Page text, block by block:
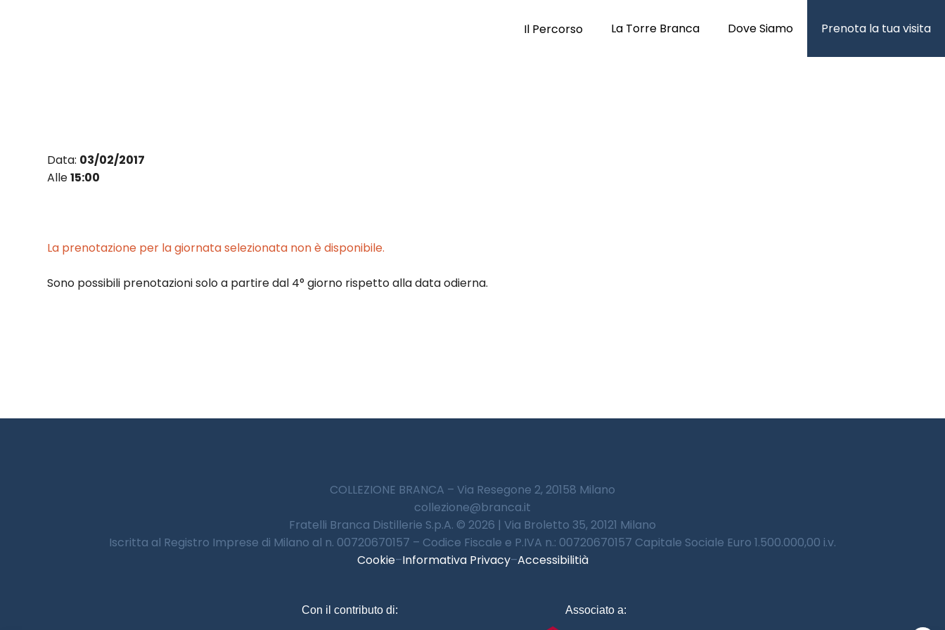
Il Percorso La Torre Branca Dove Siamo Prenota la tua visita
Data: 03/02/2017
Alle15:00
La prenotazione per la giornata selezionata non è disponibile.
Sono possibili prenotazioni solo a partire dal 4° giorno rispetto alla data odierna.
COLLEZIONE BRANCA – Via Resegone 2, 20158 Milano
collezione@branca.it
Fratelli Branca Distillerie S.p.A. © 2026 | Via Broletto 35, 20121 Milano
Iscritta al Registro Imprese di Milano al n. 00720670157 – Codice Fiscale e P.IVA n.: 00720670157 Capitale Sociale Euro 1.500.000,00 i.v.
Cookie–Informativa Privacy–Accessibilitià
Con il contributo di: Associato a: